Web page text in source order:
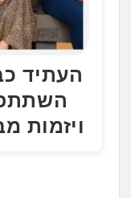
העתיד
ויזמות